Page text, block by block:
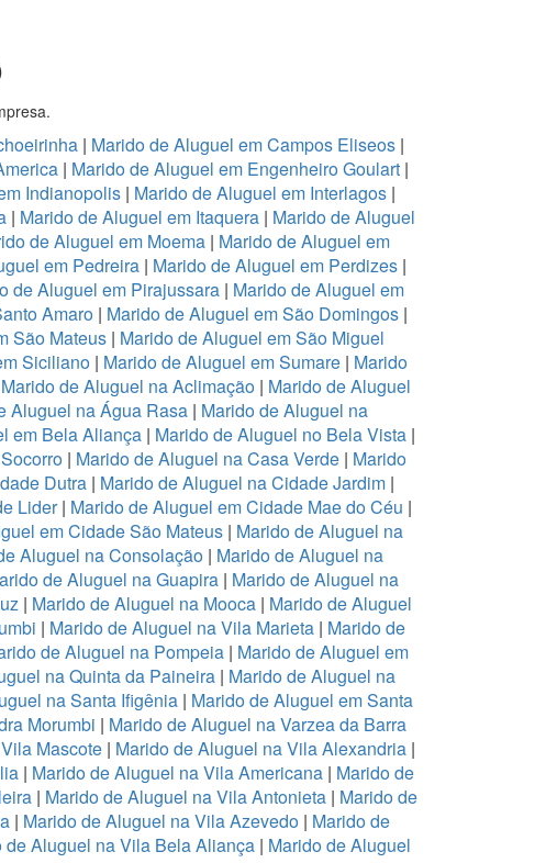
| Marido de Aluguel em Campos Eliseos |
| Marido de Aluguel em Engenheiro Goulart |
Indianopolis| Marido de Aluguel em Interlagos|
| Marido de Aluguel em Itaquera| Marido de Aluguel
de Aluguel em Moema| Marido de Aluguel em
em Pedreira| Marido de Aluguel em Perdizes|
de Aluguel em Pirajussara | Marido de Aluguel em
Amaro| Marido de Aluguel em São Domingos|
São Mateus | Marido de Aluguel em São Miguel
Siciliano | Marido de Aluguel em Sumare | Marido
Marido de Aluguel na Aclimação| Marido de Aluguel
Aluguel na Água Rasa | Marido de Aluguel na
em Bela Aliança | Marido de Aluguel no Bela Vista|
| Marido de Aluguel na Casa Verde | Marido
Dutra | Marido de Aluguel na Cidade Jardim |
Lider| Marido de Aluguel em Cidade Mae do Céu |
em Cidade São Mateus| Marido de Aluguel na
Aluguel na Consolação | Marido de Aluguel na
de Aluguel na Guapira| Marido de Aluguel na
| Marido de Aluguel na Mooca| Marido de Aluguel
| Marido de Aluguel na Vila Marieta | Marido de
de Aluguel na Pompeia | Marido de Aluguel em
na Quinta da Paineira | Marido de Aluguel na
na Santa Ifigênia | Marido de Aluguel em Santa
Morumbi | Marido de Aluguel na Varzea da Barra
Mascote| Marido de Aluguel na Vila Alexandria|
| Marido de Aluguel na Vila Americana| Marido de
| Marido de Aluguel na Vila Antonieta | Marido de
| Marido de Aluguel na Vila Azevedo| Marido de
de Aluguel na Vila Bela Aliança| Marido de Aluguel